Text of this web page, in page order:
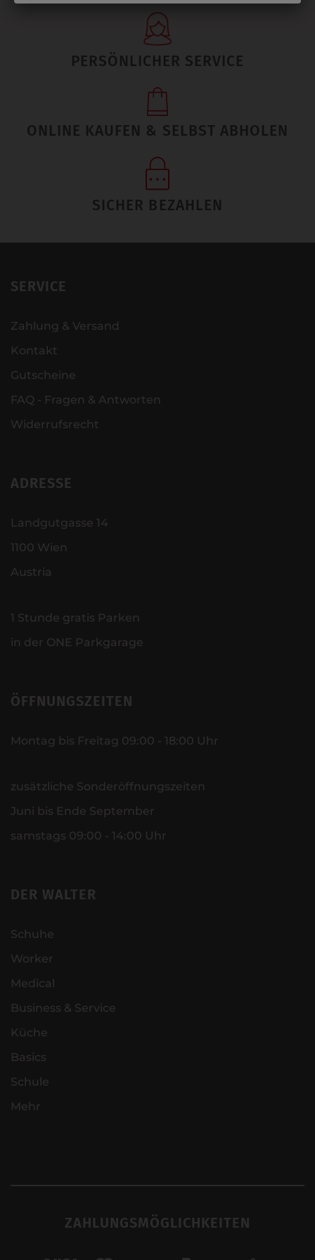
PERSÖNLICHER SERVICE
ONLINE KAUFEN & SELBST ABHOLEN
SICHER BEZAHLEN
SERVICE
Zahlung & Versand
Kontakt
Gutscheine
FAQ - Fragen & Antworten
Widerrufsrecht
ADRESSE
Landgutgasse 14
1100 Wien
Austria
1 Stunde gratis Parken
in der ONE Parkgarage
ÖFFNUNGSZEITEN
Montag bis Freitag 09:00 - 18:00 Uhr
zusätzliche Sonderöffnungszeiten
Juni bis Ende September
samstags 09:00 - 14:00 Uhr
DER WALTER
Schuhe
Worker
Medical
Business & Service
Küche
Basics
Schule
Mehr
ZAHLUNGSMÖGLICHKEITEN